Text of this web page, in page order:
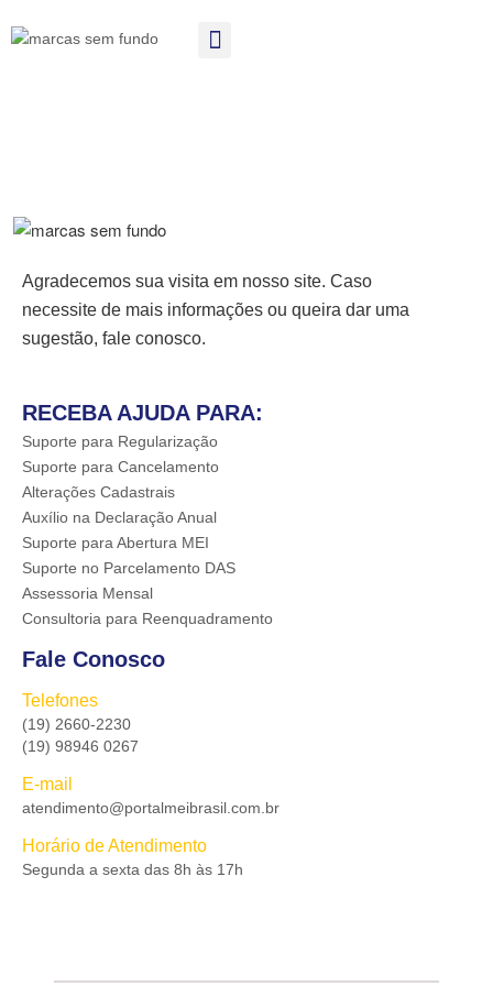
Agradecemos sua visita em nosso site. Caso
necessite de mais informações ou queira dar uma
sugestão, fale conosco.
RECEBA AJUDA PARA:
Suporte para Regularização
Suporte para Cancelamento
Alterações Cadastrais
Auxílio na Declaração Anual
Suporte para Abertura MEI
Suporte no Parcelamento DAS
Assessoria Mensal
Consultoria para Reenquadramento
Fale Conosco
Telefones
(19) 2660-2230
(19) 98946 0267
E-mail
atendimento@portalmeibrasil.com.br
Horário de Atendimento
Segunda a sexta das 8h às 17h